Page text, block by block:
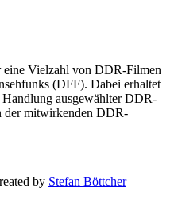
eine Vielzahl von DDR-Filmen
(DFF). Dabei erhaltet
ausgewählter DDR-
der mitwirkenden DDR-
by Stefan Böttcher